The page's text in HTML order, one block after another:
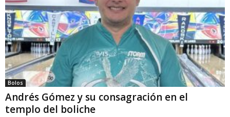
Bolos
Andrés Gómez y su consagración en el
templo del boliche